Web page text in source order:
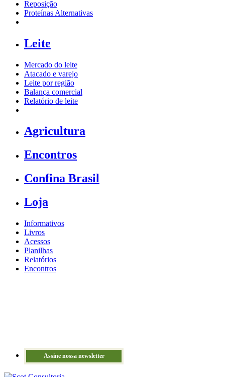
Reposição
Proteínas Alternativas
Leite
Mercado do leite
Atacado e varejo
Leite por região
Balança comercial
Relatório de leite
Agricultura
Encontros
Confina Brasil
Loja
Informativos
Livros
Acessos
Planilhas
Relatórios
Encontros
Assine nossa newsletter